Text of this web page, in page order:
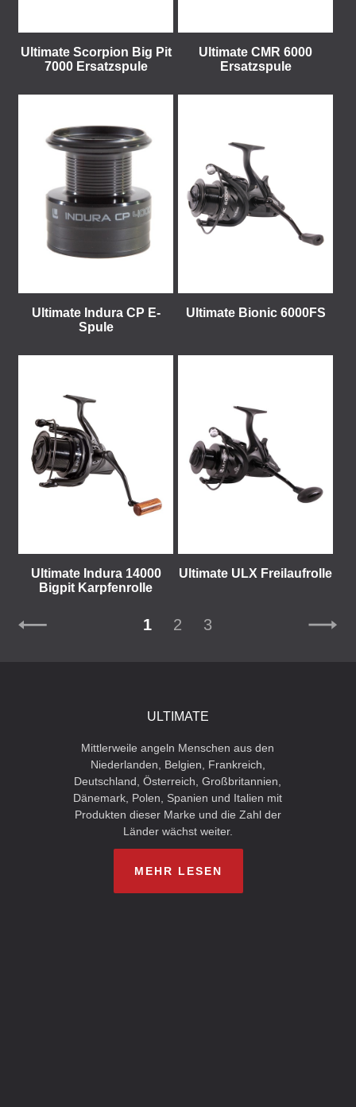
Ultimate Scorpion Big Pit
7000 Ersatzspule
Ultimate CMR 6000
Ersatzspule
Ultimate Indura CP E-
Spule
Ultimate Bionic 6000FS
Ultimate Indura 14000
Bigpit Karpfenrolle
Ultimate ULX Freilaufrolle
1 2 3
ULTIMATE
Mittlerweile angeln Menschen aus den
Niederlanden, Belgien, Frankreich,
Deutschland, Österreich, Großbritannien,
Dänemark, Polen, Spanien und Italien mit
Produkten dieser Marke und die Zahl der
Länder wächst weiter.
MEHR LESEN